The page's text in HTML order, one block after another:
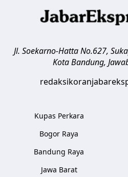
Jl. Soekarno-Hatta No.627,
Kota Bandung,
Kupas Perkara
Bogor Raya
Bandung Raya
Jawa Barat